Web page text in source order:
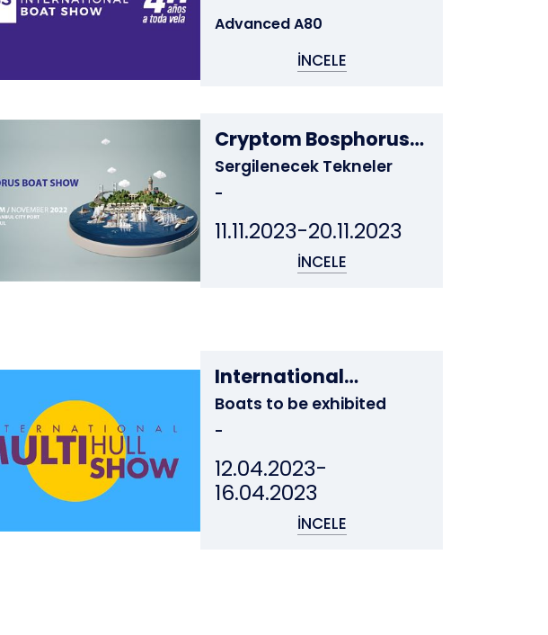
Advanced A80
İNCELE
Cryptom Bosphorus
Boat Show
Sergilenecek Tekneler
-
11.11.2023-20.11.2023
İNCELE
International
Multihull Show
Boats to be exhibited
-
12.04.2023-
16.04.2023
İNCELE